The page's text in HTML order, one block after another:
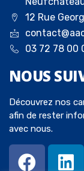
12 Rue
03 72 78 00
NOUS
Découvrez nos
afin de rester
avec nous.